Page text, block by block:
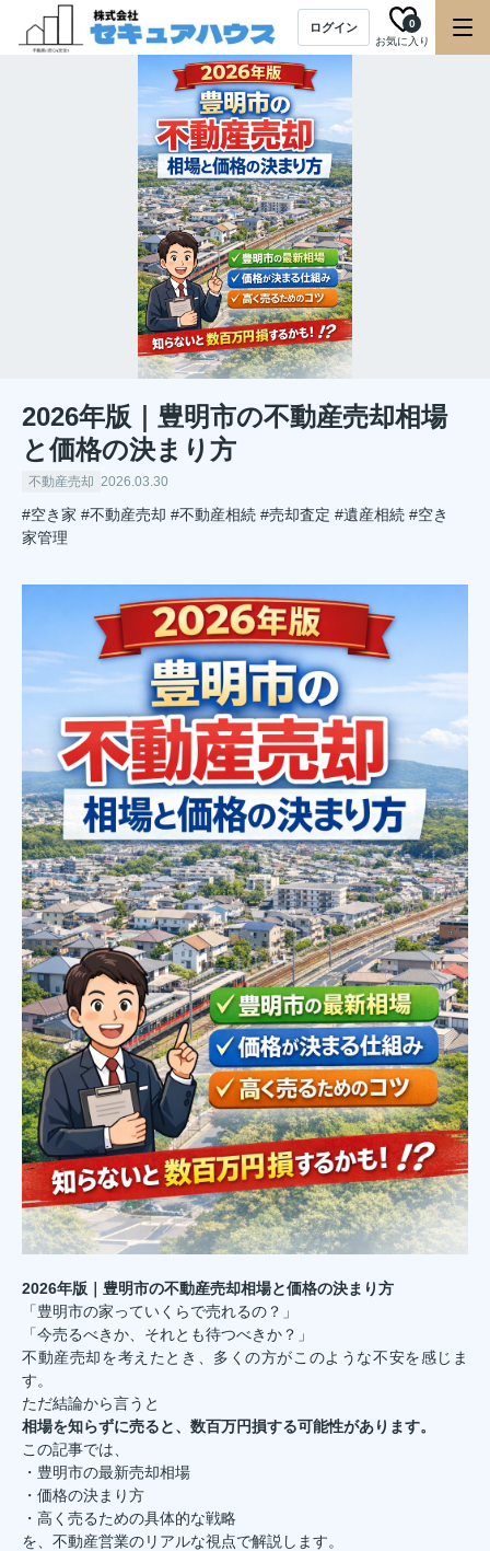
ログイン
お気に入り
0
2026年版｜豊明市の不動産売却相場
と価格の決まり方
不動産売却 2026.03.30
#空き家 #不動産売却 #不動産相続 #売却査定 #遺産相続 #空き
家管理
2026年版｜豊明市の不動産売却相場と価格の決まり方
「豊明市の家っていくらで売れるの？」
「今売るべきか、それとも待つべきか？」
不動産売却を考えたとき、多くの方がこのような不安を感じま
す。
ただ結論から言うと
相場を知らずに売ると、数百万円損する可能性があります。
この記事では、
・豊明市の最新売却相場
・価格の決まり方
・高く売るための具体的な戦略
を、不動産営業のリアルな視点で解説します。